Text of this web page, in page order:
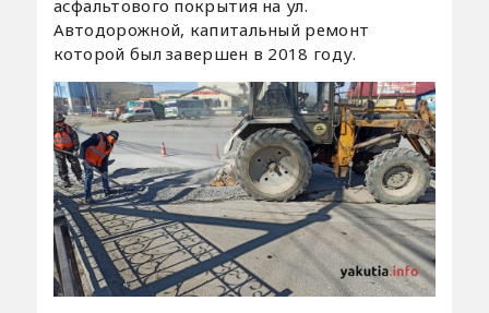
асфальтового покрытия на ул.
Автодорожной, капитальный ремонт
которой был завершен в 2018 году.